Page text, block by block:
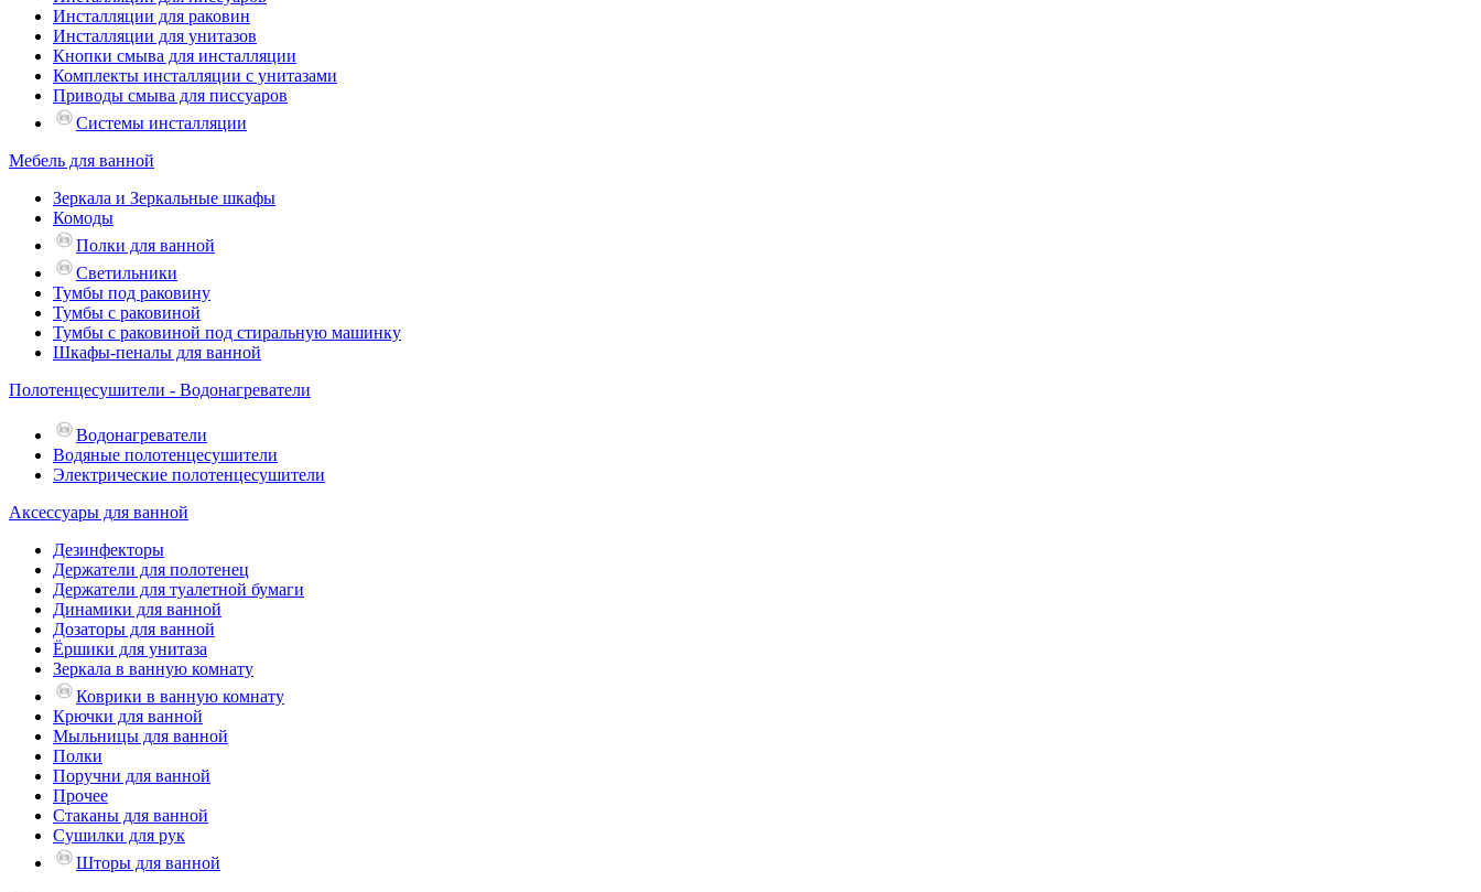
Инсталляции для раковин
Инсталляции для унитазов
Кнопки смыва для инсталляции
Комплекты инсталляции с унитазами
Приводы смыва для писсуаров
Системы инсталляции
Мебель для ванной
Зеркала и Зеркальные шкафы
Комоды
Полки для ванной
Светильники
Тумбы под раковину
Тумбы с раковиной
Тумбы с раковиной под стиральную машинку
Шкафы-пеналы для ванной
Полотенцесушители - Водонагреватели
Водонагреватели
Водяные полотенцесушители
Электрические полотенцесушители
Аксессуары для ванной
Дезинфекторы
Держатели для полотенец
Держатели для туалетной бумаги
Динамики для ванной
Дозаторы для ванной
Ёршики для унитаза
Зеркала в ванную комнату
Коврики в ванную комнату
Крючки для ванной
Мыльницы для ванной
Полки
Поручни для ванной
Прочее
Стаканы для ванной
Сушилки для рук
Шторы для ванной